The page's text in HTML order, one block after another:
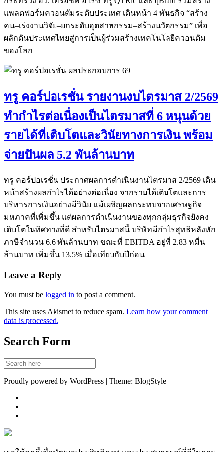
แพลตฟอร์มควอนตัมระดับประเทศ เดินหน้า 4 พันธกิจ “สร้าง
คน–เร่งงานวิจัย–ยกระดับอุตสาหกรรม–สร้างนวัตกรรม” เพื่อ
ผลักดันประเทศไทยสู่การเป็นผู้ร่วมสร้างเทคโนโลยีควอนตัม
ของโลก
ทรู คอร์ปอเรชั่น รายงานงบไตรมาส 2/2569
ทำกำไรต่อเนื่องเป็นไตรมาสที่ 6 หนุนด้วย
รายได้ที่เติบโตและวินัยทางการเงิน พร้อม
จ่ายปันผล 5.2 พันล้านบาท
ทรู คอร์ปอเรชั่น ประกาศผลการดำเนินงานไตรมาส 2/2569 เดิน
หน้าสร้างผลกำไรได้อย่างต่อเนื่อง จากรายได้เติบโตและการ
บริหารการเงินอย่างมีวินัย แม้เผชิญผลกระทบจากเศรษฐกิจ
มหภาคที่เพิ่มขึ้น แต่ผลการดำเนินงานของทุกกลุ่มธุรกิจยังคง
เติบโตในทิศทางที่ดี สำหรับไตรมาสนี้ บริษัทมีกำไรสุทธิหลังหัก
ภาษีจำนวน 6.6 พันล้านบาท ขณะที่ EBITDA อยู่ที่ 2.83 หมื่น
ล้านบาท เพิ่มขึ้น 13.5% เมื่อเทียบกับปีก่อน
Leave a Reply
You must be logged in to post a comment.
This site uses Akismet to reduce spam. Learn how your comment
data is processed.
Search Form
Proudly powered by WordPress | Theme: BlogStyle